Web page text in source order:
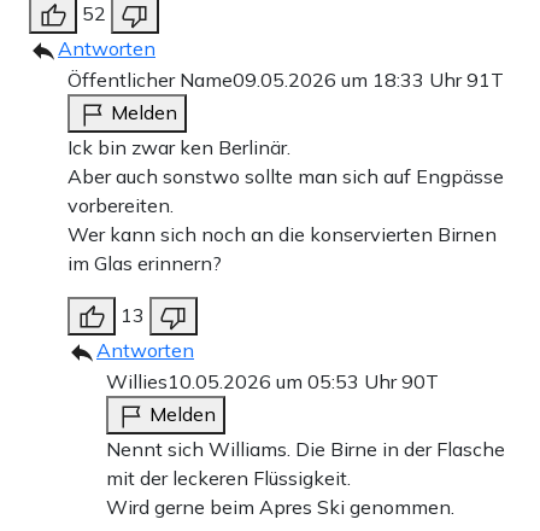
52
Antworten
Öffentlicher Name09.05.2026 um 18:33 Uhr91T
Melden
Ick bin zwar ken Berlinär.
Aber auch sonstwo sollte man sich auf Engpässe
vorbereiten.
Wer kann sich noch an die konservierten Birnen
im Glas erinnern?
13
Antworten
Willies10.05.2026 um 05:53 Uhr90T
Melden
Nennt sich Williams. Die Birne in der Flasche
mit der leckeren Flüssigkeit.
Wird gerne beim Apres Ski genommen.